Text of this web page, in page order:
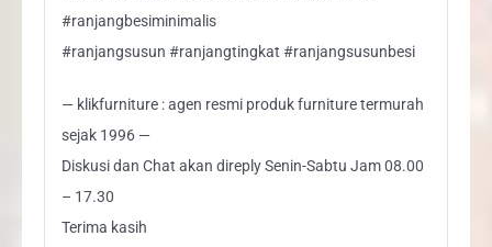
#ranjangbesiminimalis
#ranjangsusun #ranjangtingkat #ranjangsusunbesi
— klikfurniture : agen resmi produk furniture termurah
sejak 1996 —
Diskusi dan Chat akan direply Senin-Sabtu Jam 08.00
– 17.30
Terima kasih